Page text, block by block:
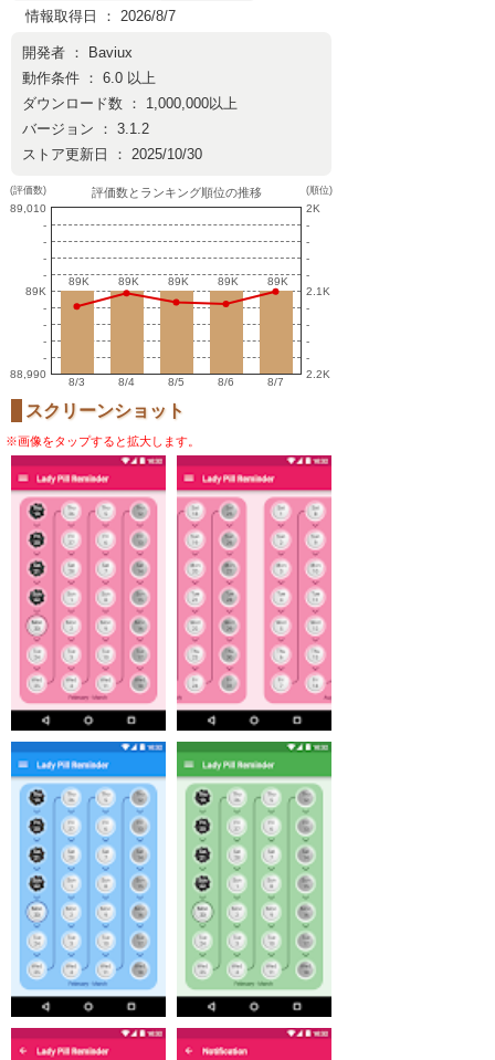
情報取得日 ： 2026/8/7
開発者 ：
Baviux
動作条件 ： 6.0 以上
ダウンロード数 ： 1,000,000以上
バージョン ： 3.1.2
ストア更新日 ： 2025/10/30
(評価数)
89,010
-
-
-
-
89K
-
-
-
-
88,990
評価数とランキング順位の推移
89K
89K 89K
89K 89K
89K 89K
89K 89K
89K
8/3 8/4 8/5 8/6 8/7
(順位)
2K
-
-
-
-
2.1K
-
-
-
-
2.2K
スクリーンショット
※画像をタップすると拡大します。